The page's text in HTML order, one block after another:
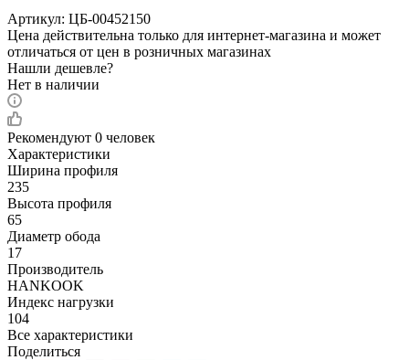
Артикул: ЦБ-00452150
Цена действительна только для интернет-магазина и может
отличаться от цен в розничных магазинах
Нашли дешевле?
Нет в наличии
Рекомендуют 0 человек
Характеристики
Ширина профиля
235
Высота профиля
65
Диаметр обода
17
Производитель
HANKOOK
Индекс нагрузки
104
Все характеристики
Поделиться